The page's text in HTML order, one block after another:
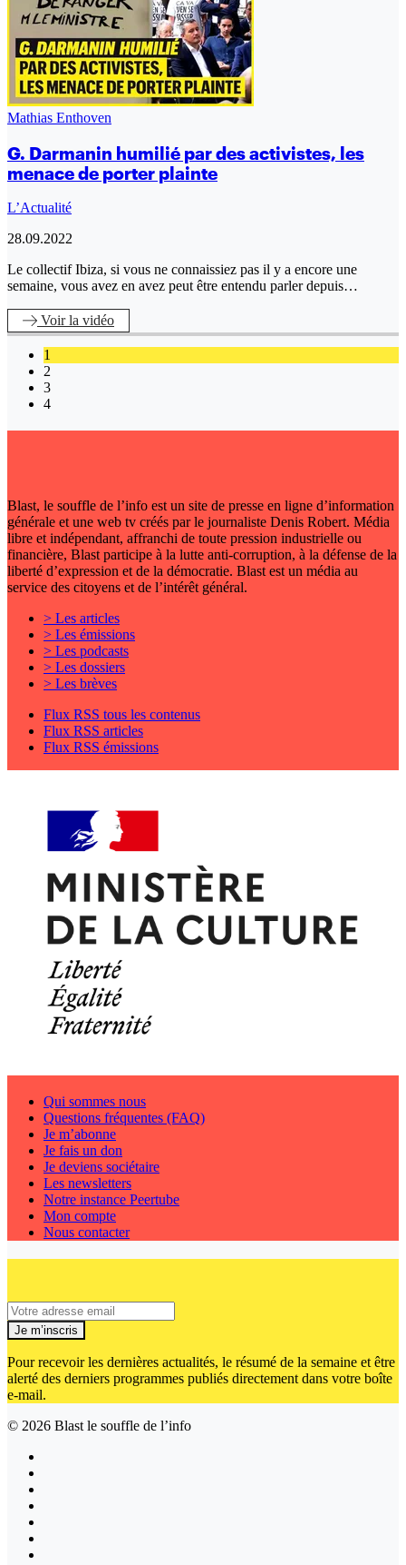
Mathias Enthoven
G. Darmanin humilié par des activistes, les
menace de porter plainte
L’Actualité
28.09.2022
Le collectif Ibiza, si vous ne connaissiez pas il y a encore une
semaine, vous avez en avez peut être entendu parler depuis…
Voirla vidéo
1
2
3
4
Blast, le souffle de l’info est un site de presse en ligne d’information
générale et une web tv créés par le journaliste Denis Robert. Média
libre et indépendant, affranchi de toute pression industrielle ou
financière, Blast participe à la lutte anti-corruption, à la défense de la
liberté d’expression et de la démocratie. Blast est un média au
service des citoyens et de l’intérêt général.
> Les articles
> Les émissions
> Les podcasts
> Les dossiers
> Les brèves
Flux RSS tous les contenus
Flux RSS articles
Flux RSS émissions
Qui sommes nous
Questions fréquentes (FAQ)
Je m’abonne
Je fais un don
Je deviens sociétaire
Les newsletters
Notre instance Peertube
Mon compte
Nous contacter
Je m’inscris
Pour recevoir les dernières actualités, le résumé de la semaine et être
alerté des derniers programmes publiés directement dans votre boîte
e-mail.
© 2026 Blast le souffle de l’info